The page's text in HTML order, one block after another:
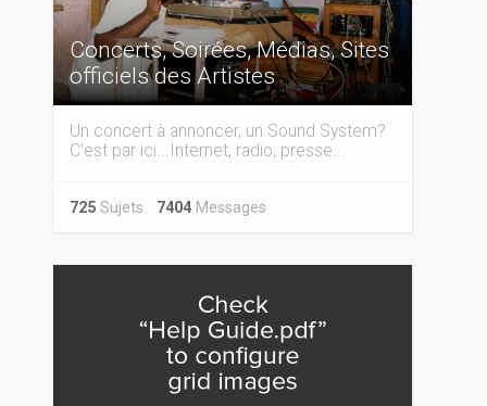
Concerts, Soirées, Médias, Sites
officiels des Artistes
Un concert à annoncer, un Sound System?
C'est par ici...Internet, radio, presse...
725Sujets 7404Messages